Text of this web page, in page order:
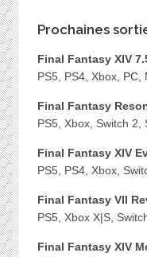
Prochaines
Final Fantasy XIV
PS5, PS4, Xbox,
Final Fantasy
PS5, Xbox, Switch 2,
Final Fantasy XIV
PS5, PS4, Xbox,
Final Fantasy VII
PS5, Xbox X|S,
Final Fantasy XIV